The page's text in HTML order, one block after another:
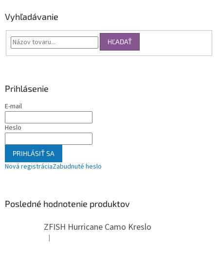
Vyhľadávanie
HĽADAŤ
Prihlásenie
E-mail
Heslo
PRIHLÁSIŤ SA
Nová registráciaZabudnuté heslo
Posledné hodnotenie produktov
ZFISH Hurricane Camo Kreslo
Hodnotenie produktu je 5 z 5 hviezdičiek.
|